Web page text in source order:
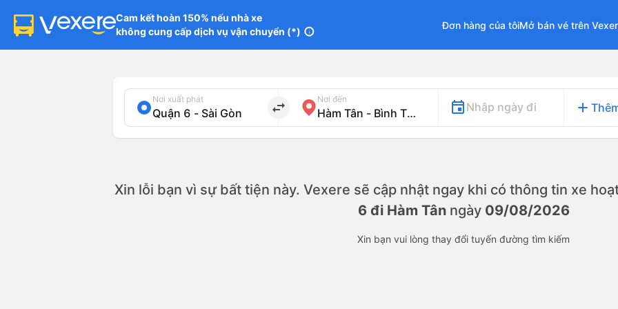
Cam kết hoàn 150% nếu nhà xe
không cung cấp dịch vụ vận chuyển (*) info
Đơn hàng của tôiMở bán vé trên
Nơi xuất phát
import_export
Nơi đến
Nhập ngày đi add
Xin lỗi bạn vì sự bất tiện này. Vexere sẽ cập nhật ngay khi có thông tin xe
6 đi Hàm Tânngày 09/08/2026
Xin bạn vui lòng thay đổi tuyến đường tìm kiếm